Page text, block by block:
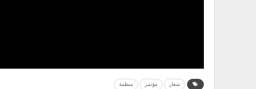
شعار مؤتمر منظمة